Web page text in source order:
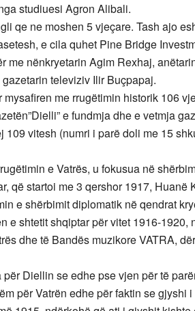
studiuesi Agron Alibali.
qe ne moshen 5 vjeçare. Tash ajo
e cila quhet Pine Bridge
me nënkryetarin Agim Rexhaj,
televiziv Ilir Buçpapaj.
me rrugëtimin historik 106
e fundmja dhe e vetmja
109 vitesh (numri i parë doli me 15
e Vatrës, u fokusua në
që startoi me 3 qershor 1917, Huanë
e shërbimit diplomatik në qendrat
e shtetit shqiptar për vitet 1916-1920,
dhe të Bandës muzikore VATRA,
Diellin se edhe pse vjen për të
për Vatrën edhe për faktin se gjyshi